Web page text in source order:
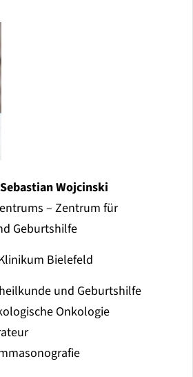
Wojcinski
– Zentrum für
Geburtshilfe
Bielefeld
und Geburtshilfe
Onkologie